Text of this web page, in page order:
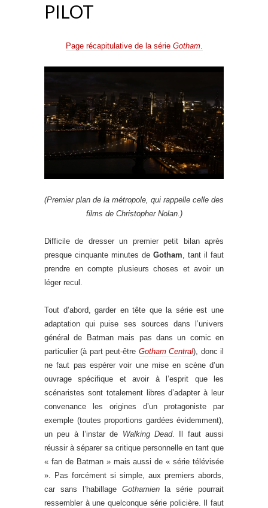
PILOT
Page récapitulative de la série Gotham.
(Premier plan de la métropole, qui rappelle celle des
films de Christopher Nolan.)
Difficile de dresser un premier petit bilan après
presque cinquante minutes de Gotham , tant il faut
prendre en compte plusieurs choses et avoir un
léger recul.
Tout d’abord, garder en tête que la série est une
adaptation qui puise ses sources dans l’univers
général de Batman mais pas dans un comic en
particulier (à part peut-être Gotham Central), donc il
ne faut pas espérer voir une mise en scène d’un
ouvrage spécifique et avoir à l’esprit que les
scénaristes sont totalement libres d’adapter à leur
convenance les origines d’un protagoniste par
exemple (toutes proportions gardées évidemment),
un peu à l’instar de Walking Dead. Il faut aussi
réussir à séparer sa critique personnelle en tant que
« fan de Batman » mais aussi de « série télévisée
». Pas forcément si simple, aux premiers abords,
car sans l’habillage Gothamienla série pourrait
ressembler à une quelconque série policière. Il faut